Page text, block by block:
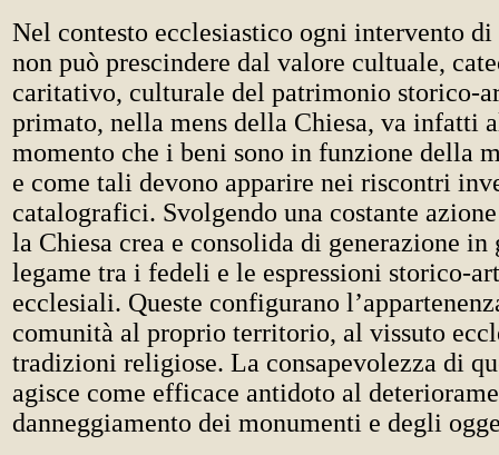
Nel contesto ecclesiastico ogni intervento di
non può prescindere dal valore cultuale,
caritativo, culturale del patrimonio storico-
primato, nella mens della Chiesa, va infatti
momento che i beni sono in funzione della
e come tali devono apparire nei riscontri
catalografici. Svolgendo una costante
la Chiesa crea e consolida di generazione in
legame tra i fedeli e le espressioni storico-
ecclesiali. Queste configurano
comunità al proprio territorio, al vissuto
tradizioni religiose. La consapevolezza di
agisce come efficace antidoto al
danneggiamento dei monumenti e degli